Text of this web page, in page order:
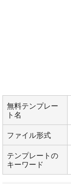
無料テンプレー
ト名
ファイル形式
テンプレートの
キーワード